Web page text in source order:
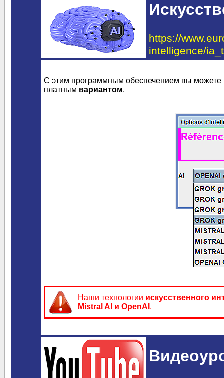
https://
intelligence/
С этим программным обеспечением вы можете
платным вариантом.
Наши технологии искусственного
Mistral AI и OpenAI .